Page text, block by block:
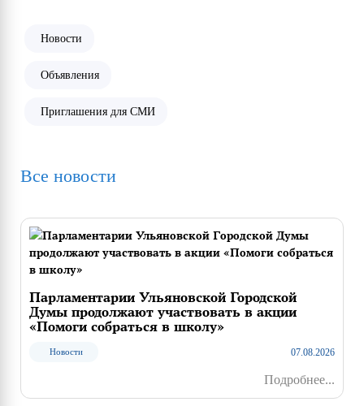
Новости
Объявления
Приглашения для СМИ
Все новости
Парламентарии Ульяновской Городской
Думы продолжают участвовать в акции
«Помоги собраться в школу»
Новости 07.08.2026
Подробнее...